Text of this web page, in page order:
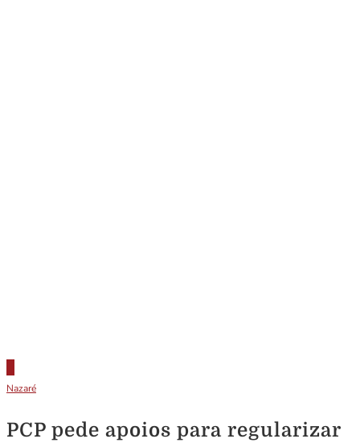
Nazaré
PCP pede apoios para regularizar